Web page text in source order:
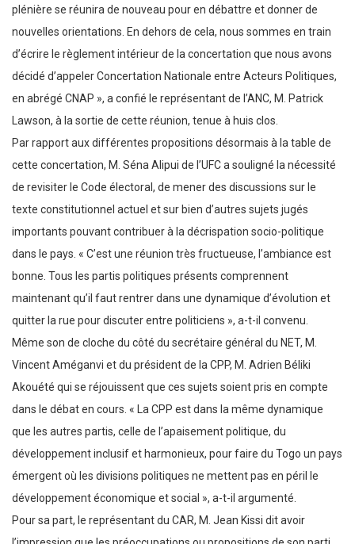
plénière se réunira de nouveau pour en débattre et donner de
nouvelles orientations. En dehors de cela, nous sommes en train
d’écrire le règlement intérieur de la concertation que nous avons
décidé d’appeler Concertation Nationale entre Acteurs Politiques,
en abrégé CNAP », a confié le représentant de l’ANC, M. Patrick
Lawson, à la sortie de cette réunion, tenue à huis clos.
Par rapport aux différentes propositions désormais à la table de
cette concertation, M. Séna Alipui de l’UFC a souligné la nécessité
de revisiter le Code électoral, de mener des discussions sur le
texte constitutionnel actuel et sur bien d’autres sujets jugés
importants pouvant contribuer à la décrispation socio-politique
dans le pays. « C’est une réunion très fructueuse, l’ambiance est
bonne. Tous les partis politiques présents comprennent
maintenant qu’il faut rentrer dans une dynamique d’évolution et
quitter la rue pour discuter entre politiciens », a-t-il convenu.
Même son de cloche du côté du secrétaire général du NET, M.
Vincent Améganvi et du président de la CPP, M. Adrien Béliki
Akouété qui se réjouissent que ces sujets soient pris en compte
dans le débat en cours. « La CPP est dans la même dynamique
que les autres partis, celle de l’apaisement politique, du
développement inclusif et harmonieux, pour faire du Togo un pays
émergent où les divisions politiques ne mettent pas en péril le
développement économique et social », a-t-il argumenté.
Pour sa part, le représentant du CAR, M. Jean Kissi dit avoir